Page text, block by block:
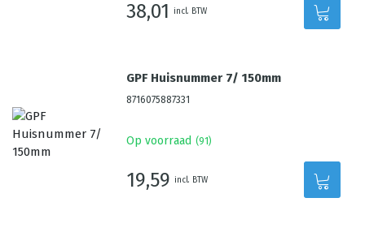
38,01 incl. BTW
GPF Huisnummer 7/ 150mm
8716075887331
Op voorraad (91 )
19,59 incl. BTW